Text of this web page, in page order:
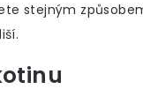
stejným